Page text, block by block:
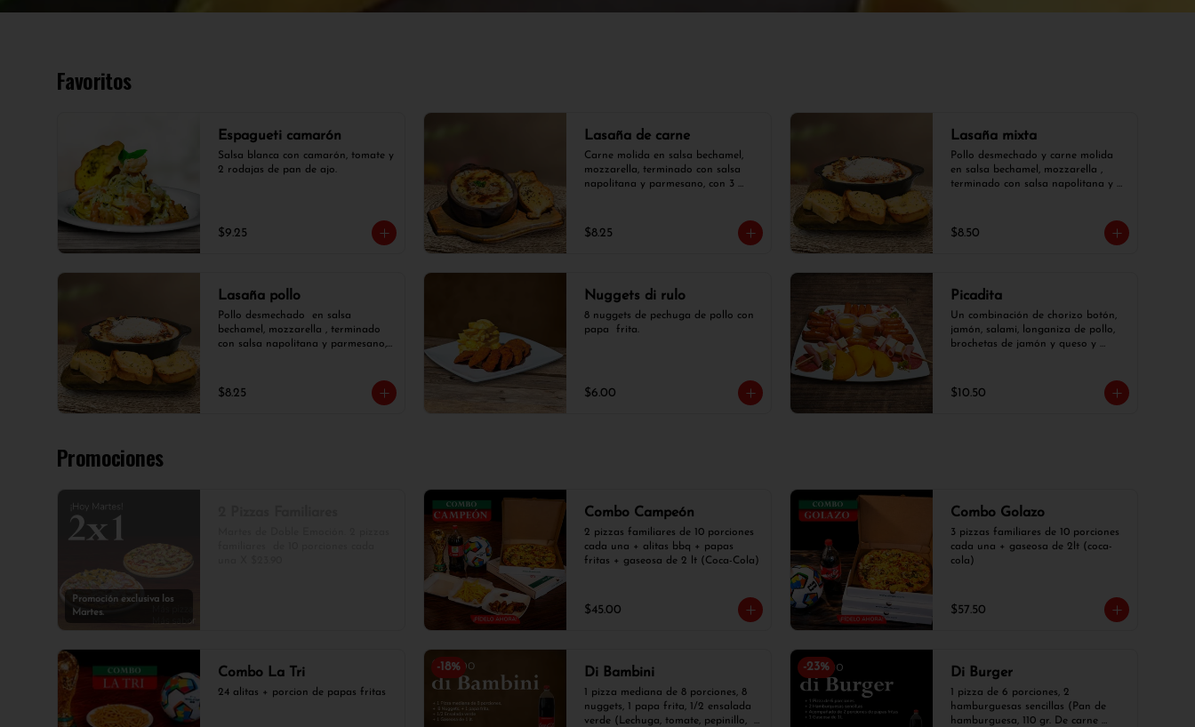
Favoritos
Espagueti camarón
Salsa blanca con camarón, tomate y
2 rodajas de pan de ajo.
$9.25
Lasaña de carne
Carne molida en salsa bechamel,
mozzarella, terminado con salsa
napolitana y parmesano, con 3
$8.25
Lasaña mixta
Pollo desmechado y carne molida
en salsa bechamel, mozzarella ,
terminado con salsa napolitana y
$8.50
Lasaña pollo
Pollo desmechado  en salsa
bechamel, mozzarella , terminado
con salsa napolitana y parmesano,
$8.25
Nuggets di rulo
8 nuggets de pechuga de pollo con
papa  frita.
$6.00
Picadita
Un combinación de chorizo botón,
jamón, salami, longaniza de pollo,
brochetas de jamón y queso y
$10.50
Promociones
Promoción exclusiva los
Martes.
Combo Campeón
2 pizzas familiares de 10 porciones
cada una + alitas bbq + papas
fritas + gaseosa de 2 lt (Coca-Cola)
$45.00
Combo Golazo
3 pizzas familiares de 10 porciones
cada una + gaseosa de 2lt (coca-
cola)
$57.50
Combo La Tri
24 alitas + porcion de papas fritas
-18% Di Bambini
1 pizza mediana de 8 porciones, 8
nuggets, 1 papa frita, 1/2 ensalada
verde (Lechuga, tomate, pepinillo,
-23% Di Burger
1 pizza de 6 porciones, 2
hamburguesas sencillas (Pan de
hamburguesa, 110 gr. De carne